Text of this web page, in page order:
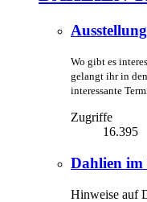
Wo gibt es
gelangt ihr in
interessante
Zugriffe
16.395
Dahlien
Hinweise auf